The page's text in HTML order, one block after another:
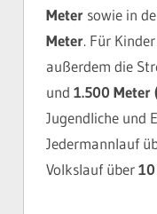
Meter sowie in
Meter. Für
außerdem die
und 1.500 Meter
Jugendliche und
Jedermannlauf
Volkslauf über